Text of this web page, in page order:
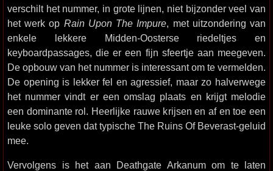
verschilt het nummer, in grote lijnen, niet bijzonder veel van
het werk op Rain Upon The Impure, met uitzondering van
enkele lekkere Midden-Oosterse riedeltjes en
keyboardpassages, die er een fijn sfeertje aan meegeven.
De opbouw van het nummer is interessant om te vermelden.
De opening is lekker fel en agressief, maar zo halverwege
het nummer vindt er een omslag plaats en krijgt melodie
een dominante rol. Heerlijke rauwe krijsen en af en toe een
leuke solo geven dat typische The Ruins Of Beverast-geluid
mee.
Vervolgens is het aan Deathgate Arkanum om te laten